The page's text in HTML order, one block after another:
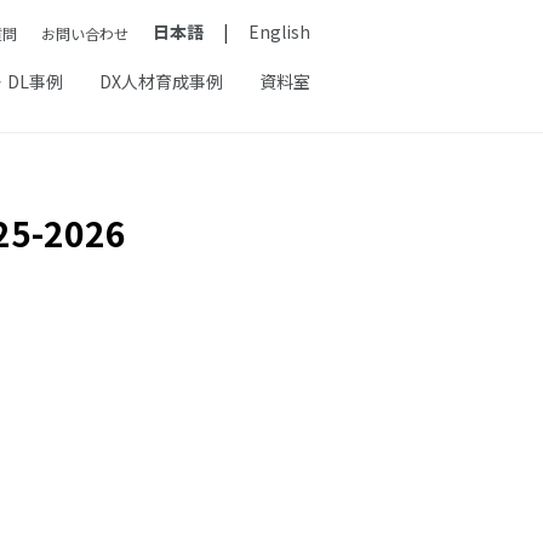
お問い合わせ 日本語 English
DL事例 DX人材育成事例 資料室
2026